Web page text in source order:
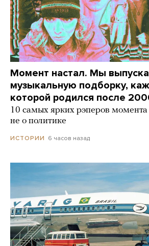
Момент настал. Мы
музыкальную подборку,
которой родился после
10 самых ярких рэперов
не о политике
ИСТОРИИ 6 часов назад